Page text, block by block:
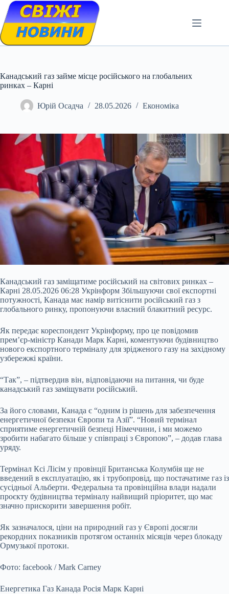
Skip
content
Канадський газ займе місце російського на глобальних
ринках – Карні
Юрій Осадча 28.05.2026 Економіка
Канадський газ заміщатиме російський на світових ринках –
Карні 28.05.2026 06:28 Укрінформ Збільшуючи свої експортні
потужності, Канада має намір витіснити російський газ з
глобального ринку, пропонуючи власний блакитний ресурс.
Як передає кореспондент Укрінформу, про це повідомив
прем’єр-міністр Канади Марк Карні, коментуючи будівництво
нового експортного терміналу для зрідженого газу на західному
узбережжі країни.
“Так”, – підтвердив він, відповідаючи на питання, чи буде
канадський газ заміщувати російський.
За його словами, Канада є “одним із рішень для забезпечення
енергетичної безпеки Європи та Азії”. “Новий термінал
сприятиме енергетичній безпеці Німеччини, і ми можемо
зробити набагато більше у співпраці з Європою”, – додав глава
уряду.
Термінал Ксі Лісім у провінції Британська Колумбія ще не
введений в експлуатацію, як і трубопровід, що постачатиме газ із
сусідньої Альберти. Федеральна та провінційна влади надали
проєкту будівництва терміналу найвищий пріоритет, що має
значно прискорити завершення робіт.
Як зазначалося, ціни на природний газ у Європі досягли
рекордних показників протягом останніх місяців через блокаду
Ормузької протоки.
Фото: facebook / Mark Carney
Енергетика Газ Канада Росія Марк Карні